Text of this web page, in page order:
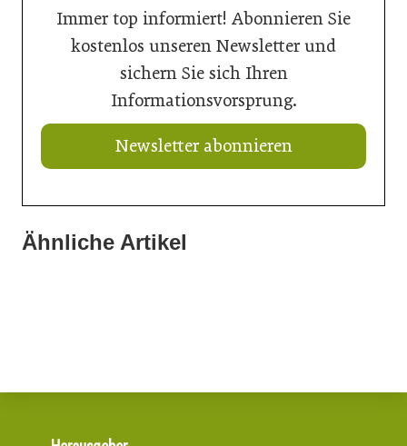
Immer top informiert! Abonnieren Sie
kostenlos unseren Newsletter und
sichern Sie sich Ihren
Informationsvorsprung.
Newsletter abonnieren
Ähnliche Artikel
21. Juli 2026
20. Juli 2026